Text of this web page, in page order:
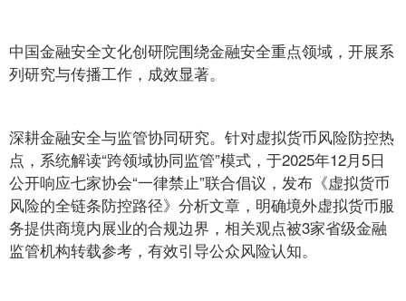
中国金融安全文化创研院围绕金融安全重点领域，开展系
列研究与传播工作，成效显著。
深耕金融安全与监管协同研究。针对虚拟货币风险防控热
点，系统解读“跨领域协同监管”模式，于2025年12月5日
公开响应七家协会“一律禁止”联合倡议，发布《虚拟货币
风险的全链条防控路径》分析文章，明确境外虚拟货币服
务提供商境内展业的合规边界，相关观点被3家省级金融
监管机构转载参考，有效引导公众风险认知。